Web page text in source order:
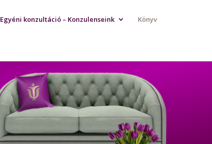
Egyéni konzultáció – Konzulenseink Könyv